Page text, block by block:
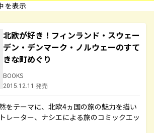
を表示
北欧が好き！フィンランド・スウェー
デン・デンマーク・ノルウェーのすて
きな町めぐり
BOOKS
2015.12.11 発売
をテーマに、北欧4ヵ国の旅の魅力を描い
レーター、ナシエによる旅のコミックエッ